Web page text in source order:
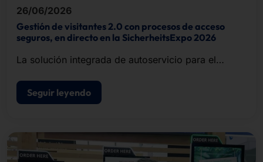
26/06/2026
Gestión de visitantes 2.0 con procesos de acceso
seguros, en directo en la SicherheitsExpo 2026
La solución integrada de autoservicio para el
acreditaciones y el control de acceso.
Seguir leyendo